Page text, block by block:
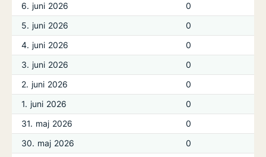
6. juni 2026
0
5. juni 2026
0
4. juni 2026
0
3. juni 2026
0
2. juni 2026
0
1. juni 2026
0
31. maj 2026
0
30. maj 2026
0